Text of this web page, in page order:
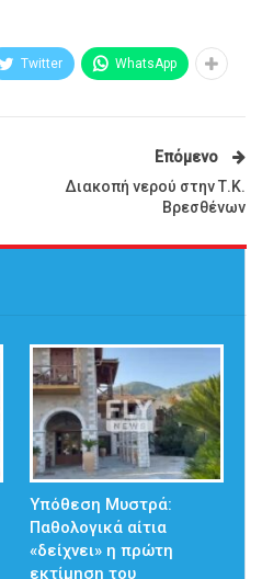
Twitter WhatsApp
Επόμενο
Διακοπή νερού στην Τ.Κ.
Βρεσθένων
Υπόθεση Μυστρά:
Παθολογικά αίτια
«δείχνει» η πρώτη
εκτίμηση του